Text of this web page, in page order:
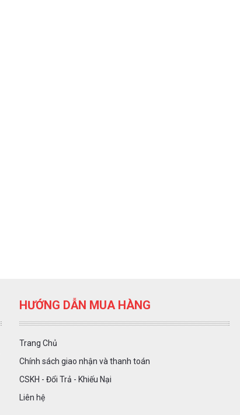
HƯỚNG DẪN MUA HÀNG
Trang Chủ
Chính sách giao nhận và thanh toán
CSKH - Đổi Trả - Khiếu Nại
Liên hệ